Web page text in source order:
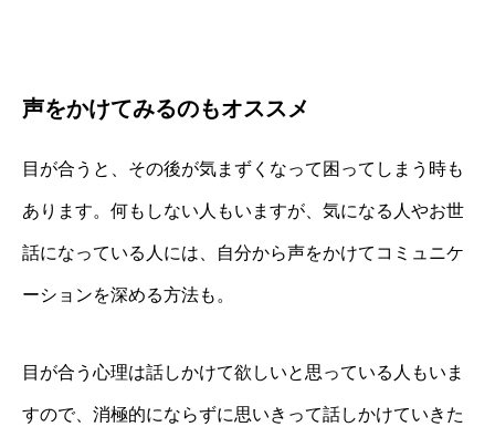
声をかけてみるのもオススメ
目が合うと、その後が気まずくなって困ってしまう時も
あります。何もしない人もいますが、気になる人やお世
話になっている人には、自分から声をかけてコミュニケ
ーションを深める方法も。
目が合う心理は話しかけて欲しいと思っている人もいま
すので、消極的にならずに思いきって話しかけていきた